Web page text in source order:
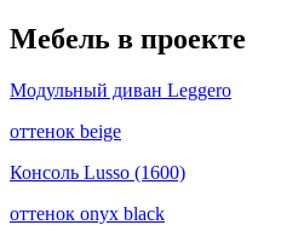
Мебель в проекте
Модульный диван Leggero
оттенок beige
Консоль Lusso (1600)
оттенок onyx black